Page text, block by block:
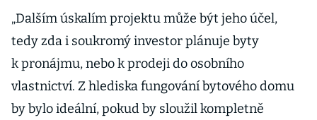
„Dalším úskalím projektu může být jeho účel,
tedy zda i soukromý investor plánuje byty
k pronájmu, nebo k prodeji do osobního
vlastnictví. Z hlediska fungování bytového domu
by bylo ideální, pokud by sloužil kompletně